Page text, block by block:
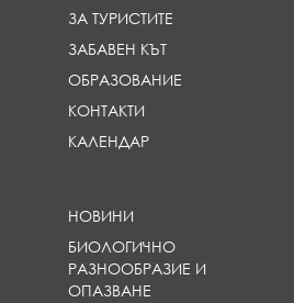
ЗА ТУРИСТИТЕ
ЗАБАВЕН КЪТ
ОБРАЗОВАНИЕ
КОНТАКТИ
КАЛЕНДАР
НОВИНИ
БИОЛОГИЧНО
РАЗНООБРАЗИЕ И
ОПАЗВАНЕ